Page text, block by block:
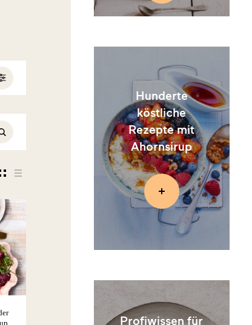
Hunderte
köstliche
Rezepte mit
Ahornsirup
Profiwissen für